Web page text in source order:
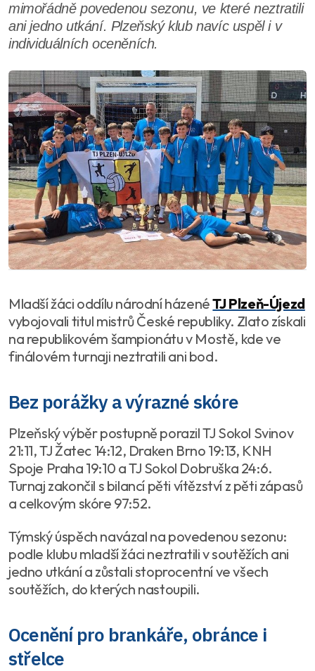
mimořádně povedenou sezonu, ve které neztratili
ani jedno utkání. Plzeňský klub navíc uspěl i v
individuálních oceněních.
Mladší žáci oddílu národní házenéTJ Plzeň-Újezd
vybojovali titul mistrů České republiky. Zlato získali
na republikovém šampionátu v Mostě, kde ve
finálovém turnaji neztratili ani bod.
Bez porážky a výrazné skóre
Plzeňský výběr postupně porazil TJ Sokol Svinov
21:11, TJ Žatec 14:12, Draken Brno 19:13, KNH
Spoje Praha 19:10 a TJ Sokol Dobruška 24:6.
Turnaj zakončil s bilancí pěti vítězství z pěti zápasů
a celkovým skóre 97:52.
Týmský úspěch navázal na povedenou sezonu:
podle klubu mladší žáci neztratili v soutěžích ani
jedno utkání a zůstali stoprocentní ve všech
soutěžích, do kterých nastoupili.
Ocenění pro brankáře, obránce i
střelce